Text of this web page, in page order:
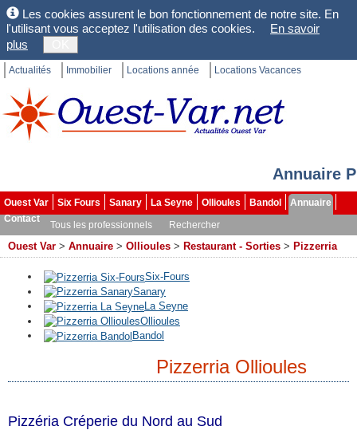
Les cookies assurent le bon fonctionnement de notre site. En
l'utilisant vous acceptez l'utilisation des cookies.
En savoir
plus
Actualités Immobilier Locations année Locations Vacances
Annuaire
Ouest Var Six Fours Sanary La Seyne Ollioules Bandol
Annuaire
Contact
Tous les professionnels Rechercher
Ouest Var > Annuaire > Ollioules > Restaurant - Sorties > Pizzerria
Six-Fours
Sanary
La Seyne
Ollioules
Bandol
Pizzerria Ollioules
Pizzéria Créperie du Nord au Sud